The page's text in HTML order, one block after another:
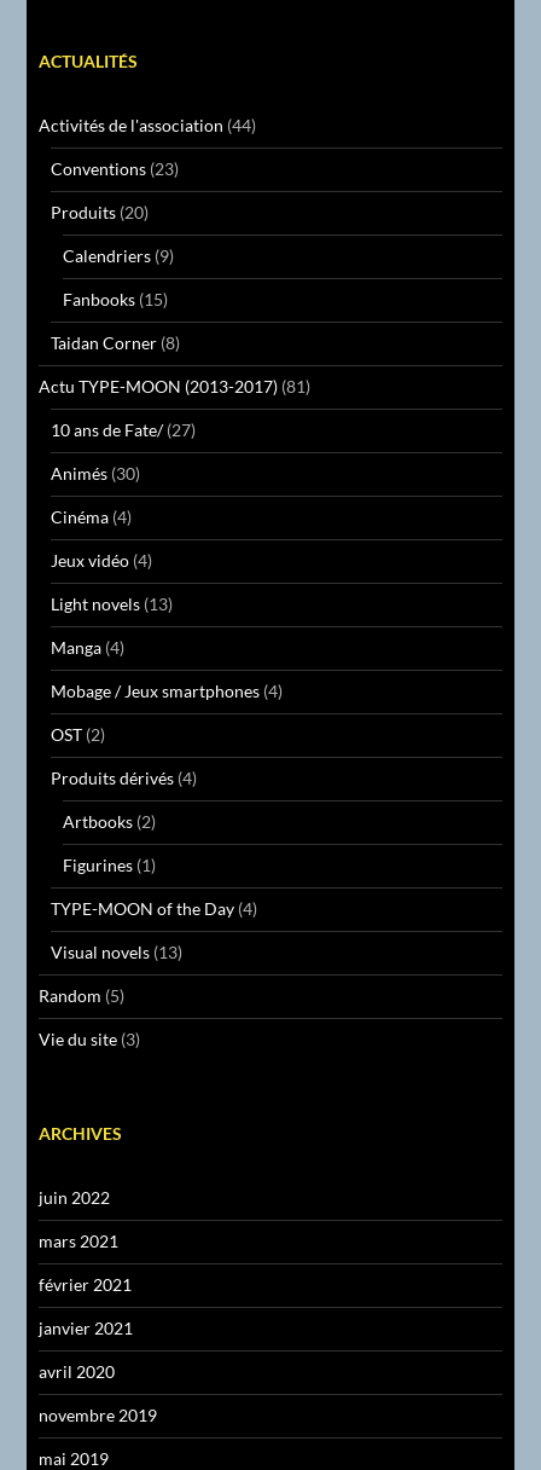
ACTUALITÉS
Activités de l'association (44)
Conventions (23)
Produits (20)
Calendriers (9)
Fanbooks (15)
Taidan Corner (8)
Actu TYPE-MOON (2013-2017) (81)
10 ans de Fate/(27)
Animés (30)
Cinéma (4)
Jeux vidéo (4)
Light novels (13)
Manga (4)
Mobage / Jeux smartphones (4)
OST (2)
Produits dérivés (4)
Artbooks (2)
Figurines (1)
TYPE-MOON of the Day (4)
Visual novels (13)
Random (5)
Vie du site (3)
ARCHIVES
juin 2022
mars 2021
février 2021
janvier 2021
avril 2020
novembre 2019
mai 2019